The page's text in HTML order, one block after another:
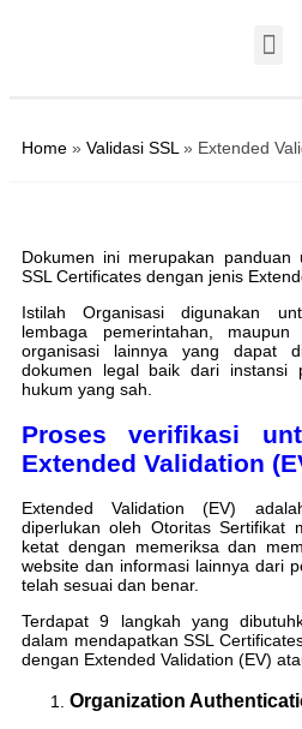
Home » Validasi SSL» Extended
Dokumen ini merupakan panduan
SSL Certificates dengan jenis
Istilah Organisasi digunakan
lembaga pemerintahan,
organisasi lainnya yang dapat
dokumen legal baik dari instansi
hukum yang sah.
Proses verifikasi
Extended Validation
Extended Validation (EV)
diperlukan oleh Otoritas Sertifikat
ketat dengan memeriksa dan
website dan informasi lainnya dari
telah sesuai dan benar.
Terdapat 9 langkah yang
dalam mendapatkan SSL
dengan Extended Validation (EV)
Organization